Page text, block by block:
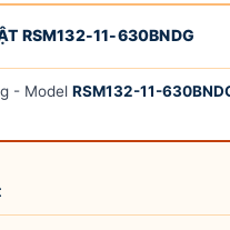
RSM132-11-630BNDG
- Model RSM132-11-